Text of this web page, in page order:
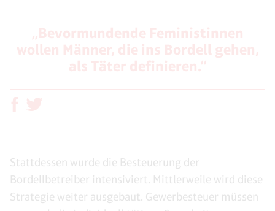
Stattdessen wurde die Besteuerung der
Bordellbetreiber intensiviert. Mittlerweile wird diese
Strategie weiter ausgebaut. Gewerbesteuer müssen